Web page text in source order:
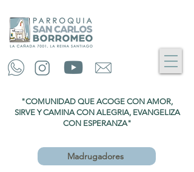
"COMUNIDAD QUE ACOGE CON AMOR,
SIRVE Y CAMINA CON ALEGRIA, EVANGELIZA
CON ESPERANZA"
Madrugadores